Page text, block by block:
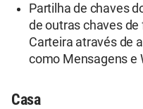
Partilha de chaves
de outras chaves
Carteira através de
como Mensagens e
Casa